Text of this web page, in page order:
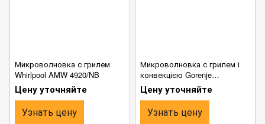
Микроволновка с грилем
Whirlpool AMW 4920/NB
Цену уточняйте
Узнать цену
Микроволновка с грилем і
конвекцією Gorenje
BM251S7XG
Цену уточняйте
Узнать цену